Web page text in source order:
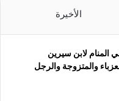
الأخيرة
المنام لابن سيرين
والمتزوجة والرجل